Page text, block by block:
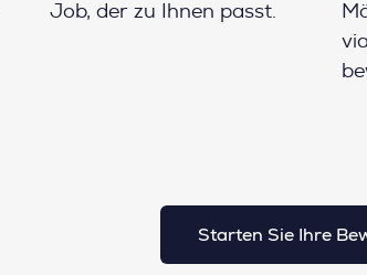
Job, der zu Ihnen passt.
Starten Sie Ihre